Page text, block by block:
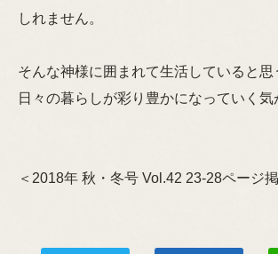
しれません。
そんな神様に囲まれて生活していると思
日々の暮らしが彩り豊かになっていく気
＜2018年 秋・冬号 Vol.42 23-28ページ